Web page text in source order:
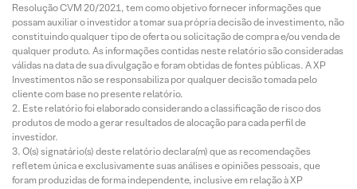
Resolução CVM 20/2021, tem como objetivo fornecer informações que
possam auxiliar o investidor a tomar sua própria decisão de investimento, não
constituindo qualquer tipo de oferta ou solicitação de compra e/ou venda de
qualquer produto. As informações contidas neste relatório são consideradas
válidas na data de sua divulgação e foram obtidas de fontes públicas. A XP
Investimentos não se responsabiliza por qualquer decisão tomada pelo
cliente com base no presente relatório.
Este relatório foi elaborado considerando a classificação de risco dos
produtos de modo a gerar resultados de alocação para cada perfil de
investidor.
O(s) signatário(s) deste relatório declara(m) que as recomendações
refletem única e exclusivamente suas análises e opiniões pessoais, que
foram produzidas de forma independente, inclusive em relação à XP